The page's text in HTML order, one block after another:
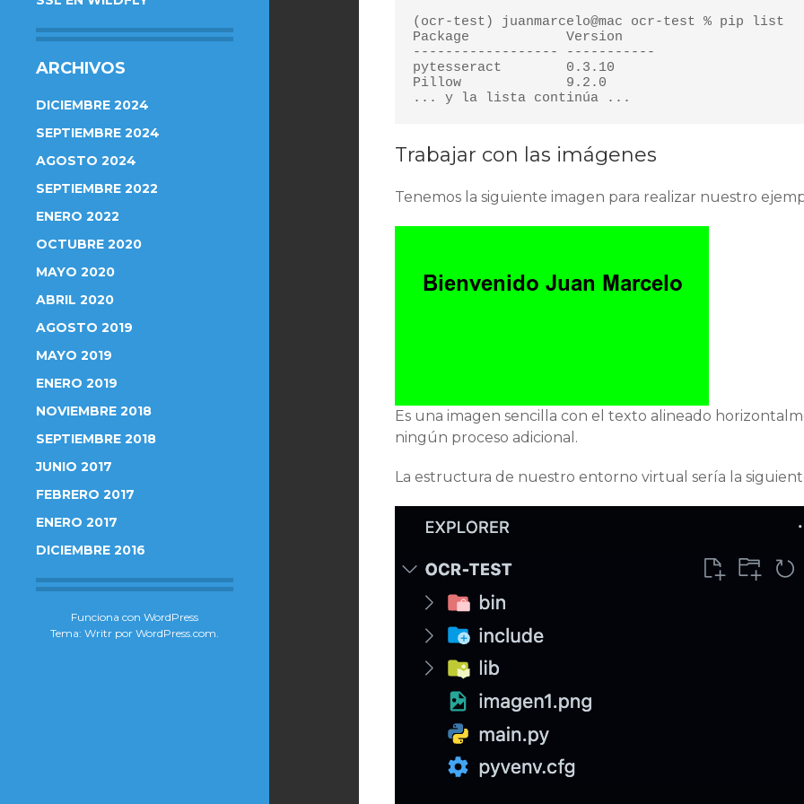
ARCHIVOS
DICIEMBRE 2024
SEPTIEMBRE 2024
AGOSTO 2024
SEPTIEMBRE 2022
ENERO 2022
OCTUBRE 2020
MAYO 2020
ABRIL 2020
AGOSTO 2019
MAYO 2019
ENERO 2019
NOVIEMBRE 2018
SEPTIEMBRE 2018
JUNIO 2017
FEBRERO 2017
ENERO 2017
DICIEMBRE 2016
Funciona con WordPress
Tema: Writr por WordPress.com.
(ocr-test) juanmarcelo@mac ocr-test % pip list
Package            Version
------------------ -----------
pytesseract        0.3.10
Pillow             9.2.0
... y la lista continúa ...
Trabajar con las imágenes
Tenemos la siguiente imagen para realizar nuestro
Es una imagen sencilla con el texto alineado
ningún proceso adicional.
La estructura de nuestro entorno virtual sería la